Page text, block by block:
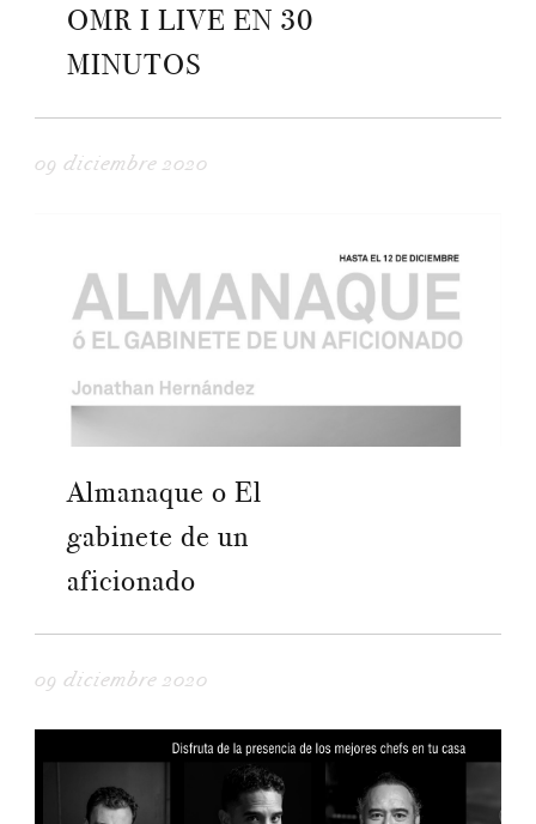
OMR I LIVE EN 30
MINUTOS
09 diciembre 2020
Almanaque o El
gabinete de un
aficionado
09 diciembre 2020